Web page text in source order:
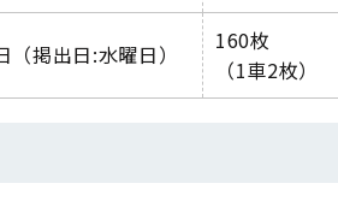
（掲出日:水曜日）
160枚
（1車2枚）